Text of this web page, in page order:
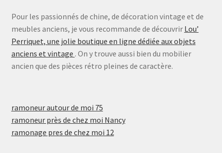
Pour les passionnés de chine, de décoration vintage et de
meubles anciens, je vous recommande de découvrir Lou’
Perriquet, une jolie boutique en ligne dédiée aux objets
anciens et vintage . On y trouve aussi bien du mobilier
ancien que des pièces rétro pleines de caractère.
ramoneur autour de moi 75
ramoneur près de chez moi Nancy
ramonage pres de chez moi 12